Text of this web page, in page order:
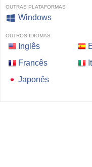
OUTRAS PLATAFORMAS
Windows
OUTROS IDIOMAS
Inglês
Francês
Japonês